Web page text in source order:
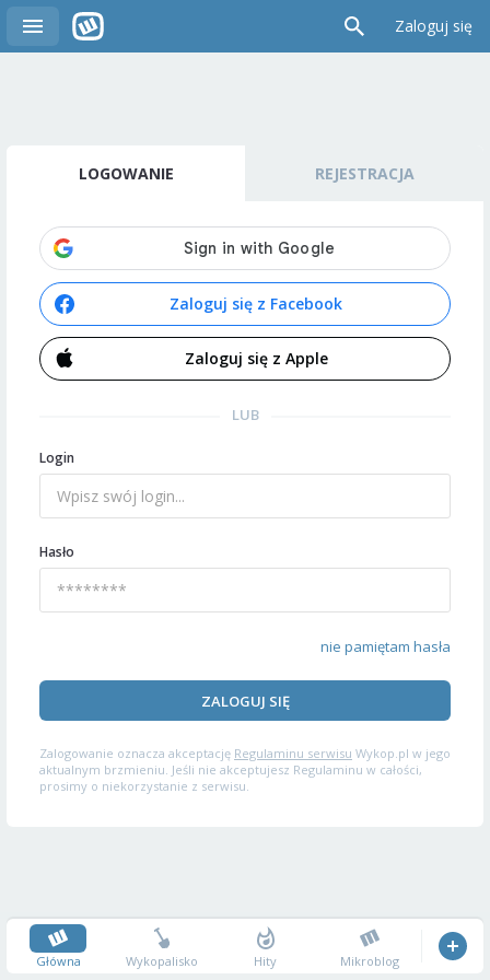
Zaloguj się
LOGOWANIE REJESTRACJA
Zaloguj się z Facebook
Zaloguj się z Apple
LUB
Login
Hasło
nie pamiętam hasła
ZALOGUJ SIĘ
Zalogowanie oznacza akceptację Regulaminu serwisu Wykop.pl w jego
aktualnym brzmieniu. Jeśli nie akceptujesz Regulaminu w całości,
prosimy o niekorzystanie z serwisu.
Główna Wykopalisko Hity Mikroblog